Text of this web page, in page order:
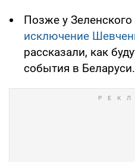
Позже у Зеленского
исключение
рассказали, как
события в Беларуси.